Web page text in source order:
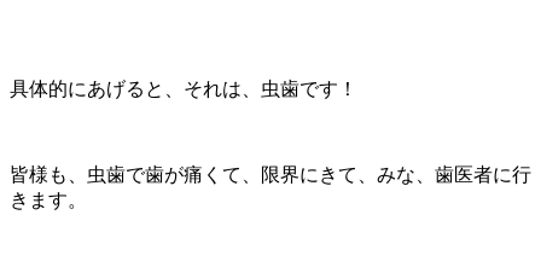
具体的にあげると、それは、虫歯です！
皆様も、虫歯で歯が痛くて、限界にきて、みな、歯医者に行
きます。